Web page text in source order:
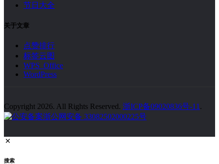
节日大全
关于文章
点赞排行
标签云图
WPS Office
WordPress
Copyright 2026. All Rights Reserved. 浙ICP备09020836号-11 .
浙公网安备 33082502000225号
搜索